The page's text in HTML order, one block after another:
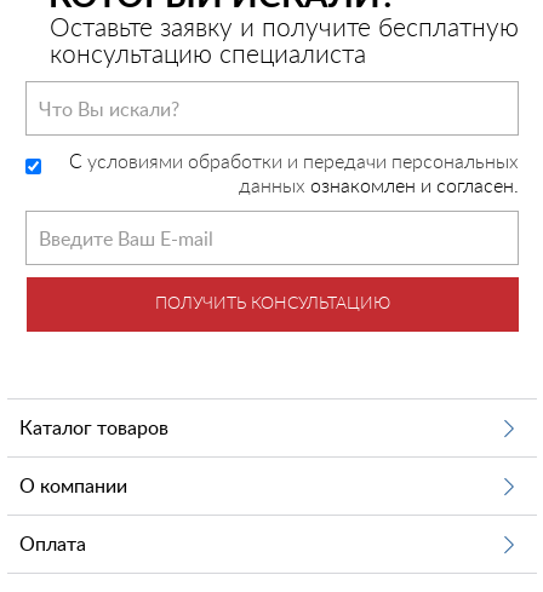
Оставьте заявку и получите бесплатную
консультацию специалиста
C условиями обработки и передачи персональных
данных ознакомлен и согласен.
ПОЛУЧИТЬ КОНСУЛЬТАЦИЮ
Каталог товаров
О компании
Оплата